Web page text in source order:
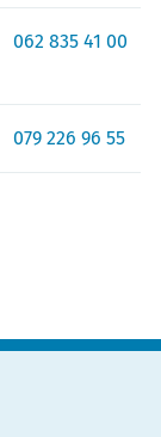
062 835 41 00
079 226 96 55